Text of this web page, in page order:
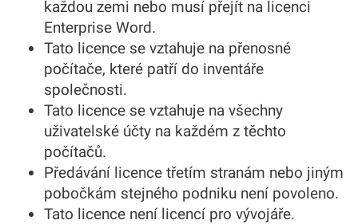
každou zemi nebo musí přejít na licenci
Enterprise Word.
Tato licence se vztahuje na přenosné
počítače, které patří do inventáře
společnosti.
Tato licence se vztahuje na všechny
uživatelské účty na každém z těchto
počítačů.
Předávání licence třetím stranám nebo jiným
pobočkám stejného podniku není povoleno.
Tato licence není licencí pro vývojáře.